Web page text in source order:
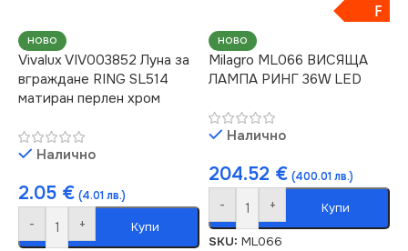
НОВО
Vivalux VIV003852 Луна за
вграждане RING SL514
матиран перлен хром
Налично
2.05 € (4.01 лв.)
- + Купи
F
НОВО
Milagro ML066 ВИСЯЩА
ЛАМПА РИНГ 36W LED
Налично
204.52 € (400.01 лв.)
- + Купи
SKU: ML066